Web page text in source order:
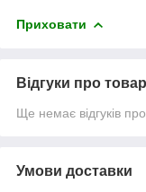
Приховати
Відгуки про товар
Ще немає відгуків
Умови доставки